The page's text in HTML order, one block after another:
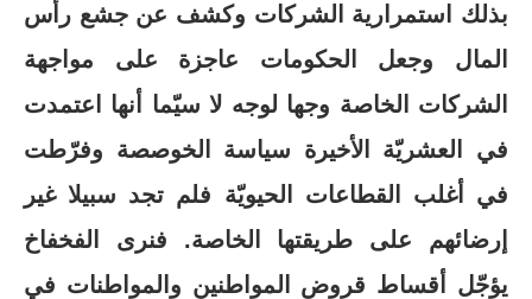
بذلك استمرارية الشركات وكشف عن جشع رأس
المال وجعل الحكومات عاجزة على مواجهة
الشركات الخاصة وجها لوجه لا سيّما أنها اعتمدت
في العشريّة الأخيرة سياسة الخوصصة وفرّطت
في أغلب القطاعات الحيويّة فلم تجد سبيلا غير
إرضائهم على طريقتها الخاصة. فنرى الفخفاخ
يؤجّل أقساط قروض المواطنين والمواطنات في